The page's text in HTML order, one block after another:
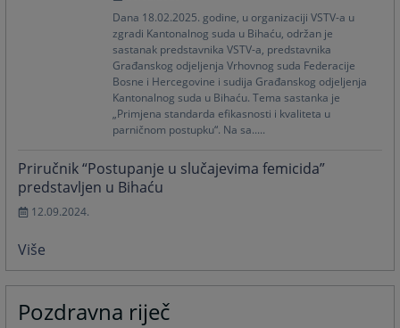
Dana 18.02.2025. godine, u organizaciji VSTV-a u
zgradi Kantonalnog suda u Bihaću, održan je
sastanak predstavnika VSTV-a, predstavnika
Građanskog odjeljenja Vrhovnog suda Federacije
Bosne i Hercegovine i sudija Građanskog odjeljenja
Kantonalnog suda u Bihaću. Tema sastanka je
„Primjena standarda efikasnosti i kvaliteta u
parničnom postupku“. Na sa.....
Priručnik “Postupanje u slučajevima femicida”
predstavljen u Bihaću
12.09.2024.
Više
Pozdravna riječ